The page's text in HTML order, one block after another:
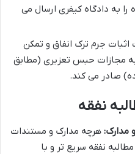
را به دادگاه کیفری ارسال می
جرم ترک انفاق و تمکن
به مجازات حبس تعزیری (مطابق
نفقه
مدارک: هرچه مدارک و مستندات
نفقه سریع تر و با